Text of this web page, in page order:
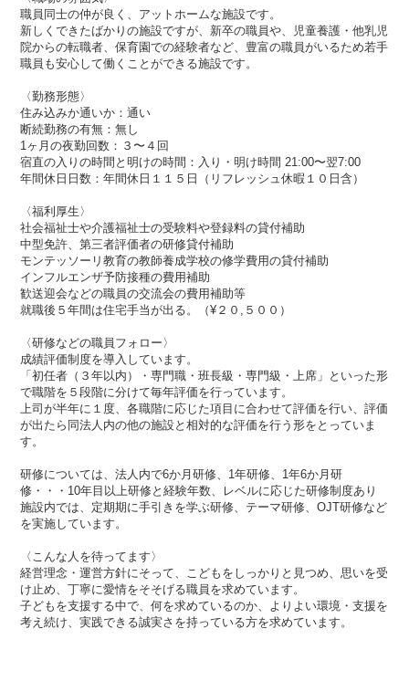
職員同士の仲が良く、アットホームな施設です。
新しくできたばかりの施設ですが、新卒の職員や、児童養護・他乳児
院からの転職者、保育園での経験者など、豊富の職員がいるため若手
職員も安心して働くことができる施設です。
〈勤務形態〉
住み込みか通いか：通い
断続勤務の有無：無し
1ヶ月の夜勤回数：３〜４回
宿直の入りの時間と明けの時間：入り・明け時間 21:00〜翌7:00
年間休日日数：年間休日１１５日（リフレッシュ休暇１０日含）
〈福利厚生〉
社会福祉士や介護福祉士の受験料や登録料の貸付補助
中型免許、第三者評価者の研修貸付補助
モンテッソーリ教育の教師養成学校の修学費用の貸付補助
インフルエンザ予防接種の費用補助
歓送迎会などの職員の交流会の費用補助等
就職後５年間は住宅手当が出る。（¥２０,５００）
〈研修などの職員フォロー〉
成績評価制度を導入しています。
「初任者（３年以内）・専門職・班長級・専門級・上席」といった形
で職階を５段階に分けて毎年評価を行っています。
上司が半年に１度、各職階に応じた項目に合わせて評価を行い、評価
が出たら同法人内の他の施設と相対的な評価を行う形をとっていま
す。
研修については、法人内で6か月研修、1年研修、1年6か月研
修・・・10年目以上研修と経験年数、レベルに応じた研修制度あり
施設内では、定期期に手引きを学ぶ研修、テーマ研修、OJT研修など
を実施しています。
〈こんな人を待ってます〉
経営理念・運営方針にそって、こどもをしっかりと見つめ、思いを受
け止め、丁寧に愛情をそそげる職員を求めています。
子どもを支援する中で、何を求めているのか、よりよい環境・支援を
考え続け、実践できる誠実さを持っている方を求めています。